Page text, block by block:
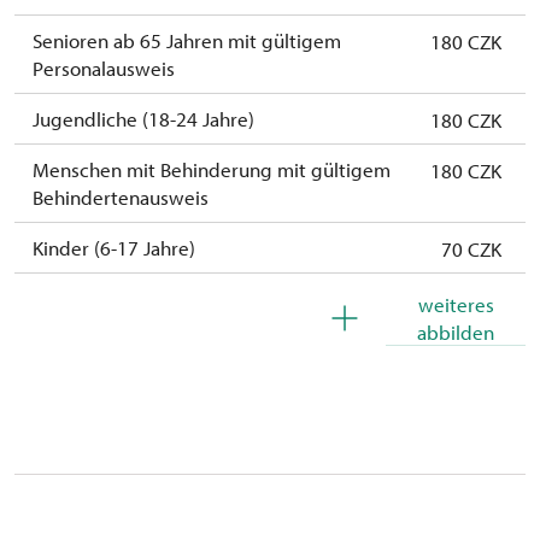
Senioren ab 65 Jahren mit gültigem
Personalausweis
180 CZK
Jugendliche (18-24 Jahre)
180 CZK
Menschen mit Behinderung mit gültigem
Behindertenausweis
180 CZK
Kinder (6-17 Jahre)
70 CZK
kostenlos
kostenlos
Schülern
weiteres
abbilden